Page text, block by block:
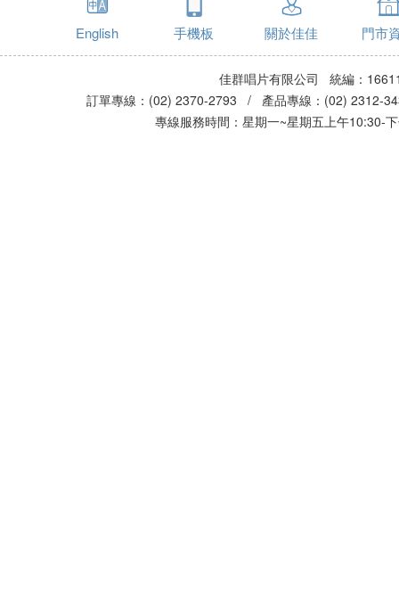
English 手機板 關於佳佳 門市
佳群唱片有限公司 統編：
訂單專線：(02) 2370-2793 / 產品專線：(02)
專線服務時間：星期一~星期五上午10:30-